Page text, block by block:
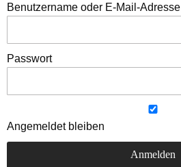
Benutzername oder E-Mail-Adresse
Passwort
Angemeldet bleiben